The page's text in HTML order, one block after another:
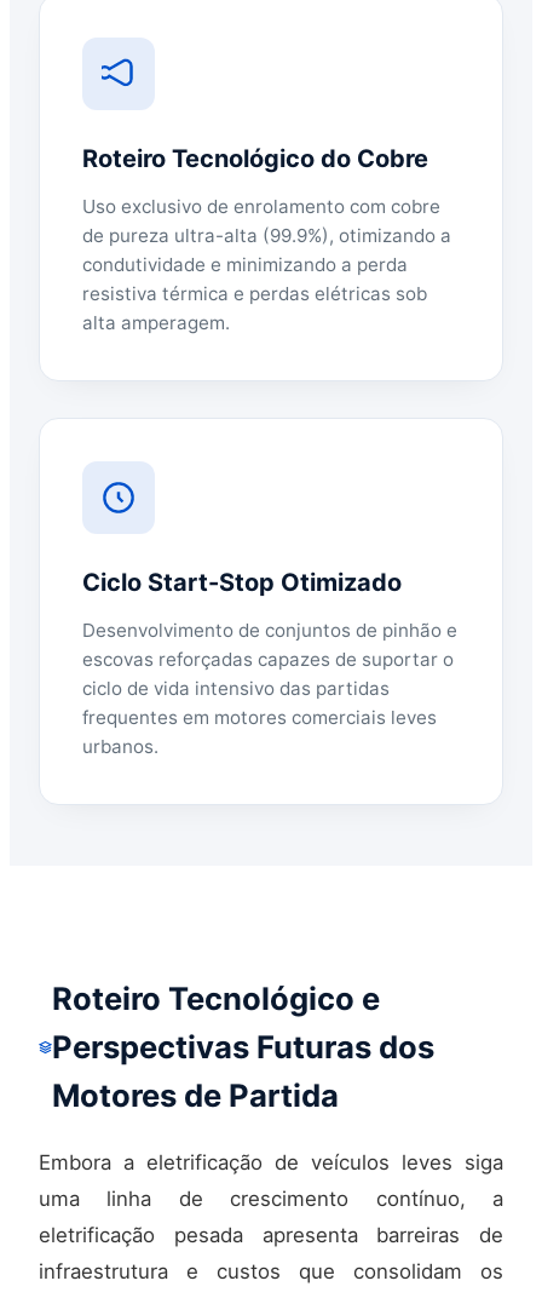
Roteiro Tecnológico do Cobre
Uso exclusivo de enrolamento com cobre
de pureza ultra-alta (99.9%), otimizando a
condutividade e minimizando a perda
resistiva térmica e perdas elétricas sob
alta amperagem.
Ciclo Start-Stop Otimizado
Desenvolvimento de conjuntos de pinhão e
escovas reforçadas capazes de suportar o
ciclo de vida intensivo das partidas
frequentes em motores comerciais leves
urbanos.
Roteiro Tecnológico e
Perspectivas Futuras dos
Motores de Partida
Embora a eletrificação de veículos leves siga
uma linha de crescimento contínuo, a
eletrificação pesada apresenta barreiras de
infraestrutura e custos que consolidam os